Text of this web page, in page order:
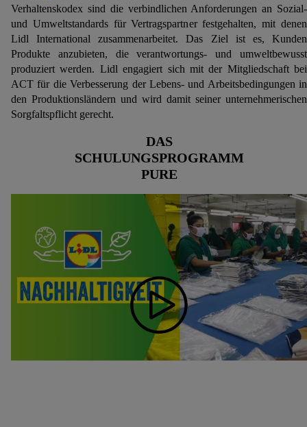
Verhaltenskodex sind die verbindlichen Anforderungen an Sozial-
und Umweltstandards für Vertragspartner festgehalten, mit denen
Lidl International zusammenarbeitet. Das Ziel ist es, Kunden
Produkte anzubieten, die verantwortungs- und umweltbewusst
produziert werden. Lidl engagiert sich mit der Mitgliedschaft bei
ACT für die Verbesserung der Lebens- und Arbeitsbedingungen in
den Produktionsländern und wird damit seiner unternehmerischen
Sorgfaltspflicht gerecht.
DAS
SCHULUNGSPROGRAMM
PURE